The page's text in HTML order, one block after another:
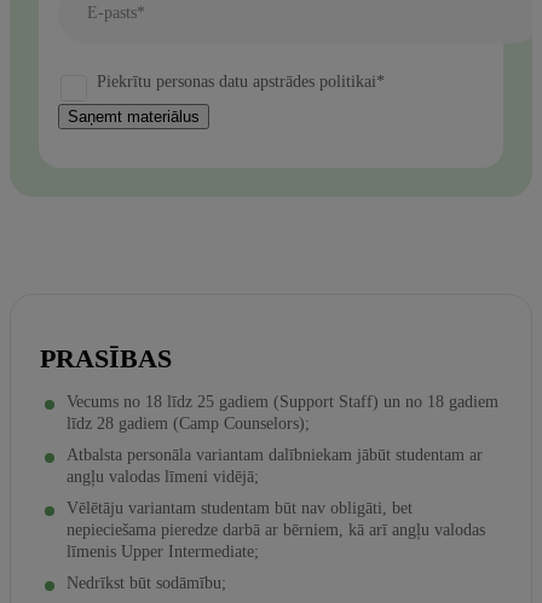
E-pasts*
Piekrītu personas datu apstrādes politikai*
Saņemt materiālus
PRASĪBAS
Vecums no 18 līdz 25 gadiem (Support Staff) un no 18 gadiem
līdz 28 gadiem (Camp Counselors);
Atbalsta personāla variantam dalībniekam jābūt studentam ar
angļu valodas līmeni vidējā;
Vēlētāju variantam studentam būt nav obligāti, bet
nepieciešama pieredze darbā ar bērniem, kā arī angļu valodas
līmenis Upper Intermediate;
Nedrīkst būt sodāmību;